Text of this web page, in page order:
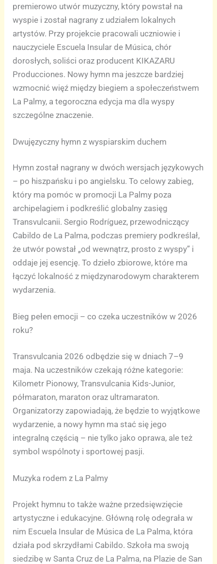
premierowo utwór muzyczny, który powstał na
wyspie i został nagrany z udziałem lokalnych
artystów. Przy projekcie pracowali uczniowie i
nauczyciele Escuela Insular de Música, chór
dorosłych, soliści oraz producent KIKAZARU
Producciones. Nowy hymn ma jeszcze bardziej
wzmocnić więź między biegiem a społeczeństwem
La Palmy, a tegoroczna edycja ma dla wyspy
szczególne znaczenie.
Dwujęzyczny hymn z wyspiarskim duchem
Hymn został nagrany w dwóch wersjach językowych
– po hiszpańsku i po angielsku. To celowy zabieg,
który ma pomóc w promocji La Palmy poza
archipelagiem i podkreślić globalny zasięg
Transvulcanii. Sergio Rodríguez, przewodniczący
Cabildo de La Palma, podczas premiery podkreślał,
że utwór powstał „od wewnątrz, prosto z wyspy” i
oddaje jej esencję. To dzieło zbiorowe, które ma
łączyć lokalność z międzynarodowym charakterem
wydarzenia.
Bieg pełen emocji – co czeka uczestników w 2026
roku?
Transvulcania 2026 odbędzie się w dniach 7–9
maja. Na uczestników czekają różne kategorie:
Kilometr Pionowy, Transvulcania Kids-Junior,
półmaraton, maraton oraz ultramaraton.
Organizatorzy zapowiadają, że będzie to wyjątkowe
wydarzenie, a nowy hymn ma stać się jego
integralną częścią – nie tylko jako oprawa, ale też
symbol wspólnoty i sportowej pasji.
Muzyka rodem z La Palmy
Projekt hymnu to także ważne przedsięwzięcie
artystyczne i edukacyjne. Główną rolę odegrała w
nim Escuela Insular de Música de La Palma, która
działa pod skrzydłami Cabildo. Szkoła ma swoją
siedzibę w Santa Cruz de La Palma, na Plazie de San